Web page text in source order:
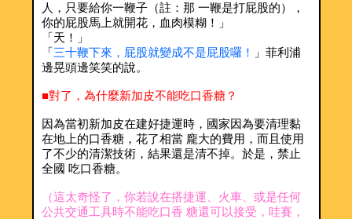
人，只要給你一鞭子（註：那 一鞭是打屁股的），
你的屁股馬上就開花，血肉模糊！」
「天！」
「 三十鞭下來，屁股就變成不是屁股囉！
」菲利浦
邊晃頭邊笑笑的說。
■對了，為什麼新加皮不能吃口香糖？
因為當初新加皮在建好捷運時，國家因為要清理黏
在地上的口香糖，花了相當 龐大的費用，而且使用
了不少的清潔技術，結果還是清不掉。於是，禁止
全國 吃口香糖。
（這太奇怪了，你若說在搭捷運、火車、或是任何
公共交通工具時不能吃口香 糖還可以接受，哇賽，